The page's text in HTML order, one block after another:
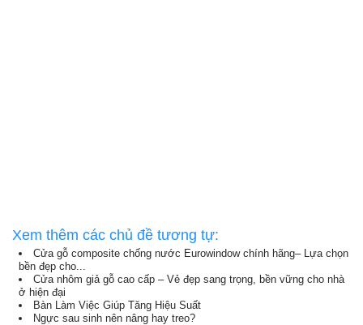
Xem thêm các chủ đề tương tự:
Cửa gỗ composite chống nước Eurowindow chính hãng– Lựa chọn
bền đẹp cho...
Cửa nhôm giả gỗ cao cấp – Vẻ đẹp sang trọng, bền vững cho nhà
ở hiện đại
Bàn Làm Việc Giúp Tăng Hiệu Suất
Ngực sau sinh nên nâng hay treo?